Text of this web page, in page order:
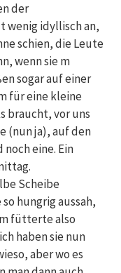
der
wenig idyllisch an,
schien, die Leute
wenn sie m
sogar auf einer
für eine kleine
braucht, vor uns
(nun ja), auf den
eine. Ein
Scheibe
hungrig aussah,
fütterte also
haben sie nun
aber wo es